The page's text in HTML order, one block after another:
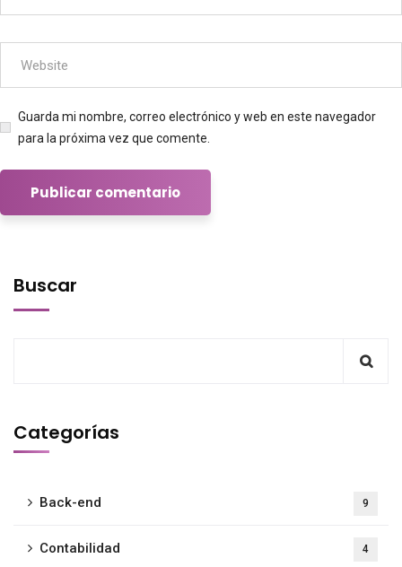
Guarda mi nombre, correo electrónico y web en este navegador
para la próxima vez que comente.
Buscar
Categorías
Back-end 9
Contabilidad 4